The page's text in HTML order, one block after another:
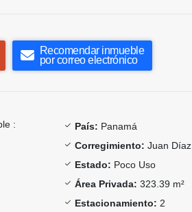
Recomendar inmueble
por correo electrónico
: País: Panamá
Corregimiento: Juan Díaz
Estado: Poco Uso
Área Privada: 323.39 m²
Estacionamiento: 2